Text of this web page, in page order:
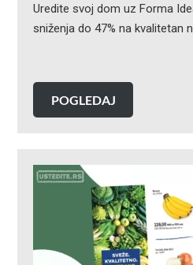
Uredite svoj dom uz Forma
sniženja do 47% na kvalitetan
POGLEDAJ